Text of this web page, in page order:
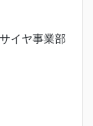
イヤ事業部